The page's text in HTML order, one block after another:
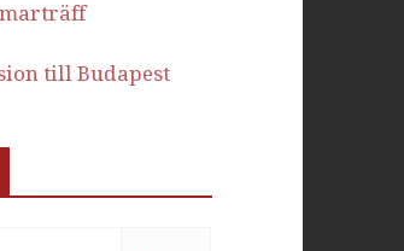
till Budapest